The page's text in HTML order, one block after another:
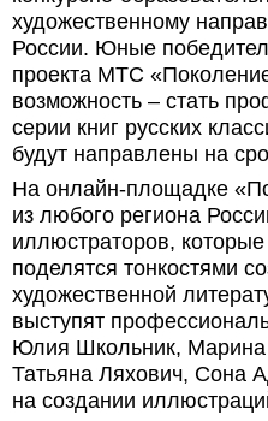
художественному
России. Юные
проекта МТС
возможность – стать
серии книг русских
будут направлены на
На онлайн-площадке
из любого региона
иллюстраторов,
поделятся тонкостями
художественной
выступят
Юлия Школьник,
Татьяна Ляхович, Сона
на создании